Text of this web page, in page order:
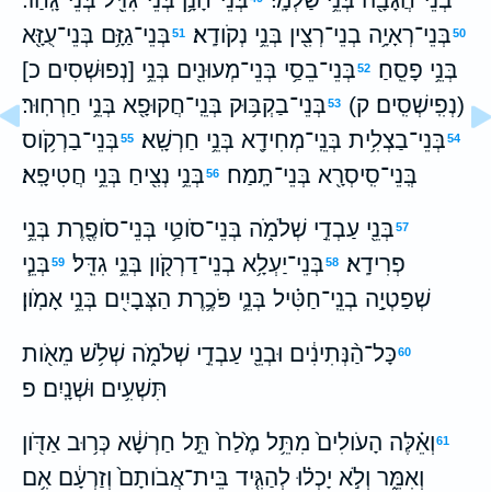
50 בְּנֵי־רְאָיָ֥ה בְנֵי־רְצִ֖ין בְּנֵ֥י נְקֹודָֽא׃ 51 בְּנֵי־גַזָּ֥ם בְּנֵי־עֻזָּ֖א
בְּנֵ֥י פָסֵֽחַ׃
52 בְּנֵי־בֵסַ֥י בְּנֵי־מְעוּנִ֖ים בְּנֵ֥י [נְפוּשְׁסִים כ]
(נְפִֽישְׁסִֽים׃ ק)
53 בְּנֵי־בַקְבּ֥וּק בְּנֵֽי־חֲקוּפָ֖א בְּנֵ֥י חַרְחֽוּר׃
54 בְּנֵי־בַצְלִ֥ית בְּנֵֽי־מְחִידָ֖א בְּנֵ֥י חַרְשָֽׁא׃ 55 בְּנֵי־בַרְקֹ֥וס
בְּֽנֵי־סִֽיסְרָ֖א בְּנֵי־תָֽמַח׃
56 בְּנֵ֥י נְצִ֖יחַ בְּנֵ֥י חֲטִיפָֽא׃
57בְּנֵ֖י עַבְדֵ֣י שְׁלֹמֹ֑ה בְּנֵי־סֹוטַ֥י בְּנֵי־סֹופֶ֖רֶת בְּנֵ֥י
פְרִידָֽא׃
58בְּנֵי־יַעְלָ֥א בְנֵי־דַרְקֹ֖ון בְּנֵ֥י גִדֵּֽל׃ 59בְּנֵ֧י
שְׁפַטְיָ֣ה בְנֵֽי־חַטִּ֗יל בְּנֵ֛י פֹּכֶ֥רֶת הַצְּבָיִ֖ים בְּנֵ֥י אָמֹֽון׃
60כָּל־הַ֨נְּתִינִ֔ים וּבְנֵ֖י עַבְדֵ֣י שְׁלֹמֹ֑ה שְׁלֹ֥שׁ מֵאֹ֖ות
תִּשְׁעִ֥ים וּשְׁנָֽיִם׃ פ
61וְאֵ֗לֶּה הָעֹולִים֙ מִתֵּ֥ל מֶ֙לַח֙ תֵּ֣ל חַרְשָׁ֔א כְּר֥וּב אַדֹּ֖ון
וְאִמֵּ֑ר וְלֹ֣א יָכְל֗וּ לְהַגִּ֤יד בֵּית־אֲבֹותָם֙ וְזַרְעָ֔ם אִ֥ם